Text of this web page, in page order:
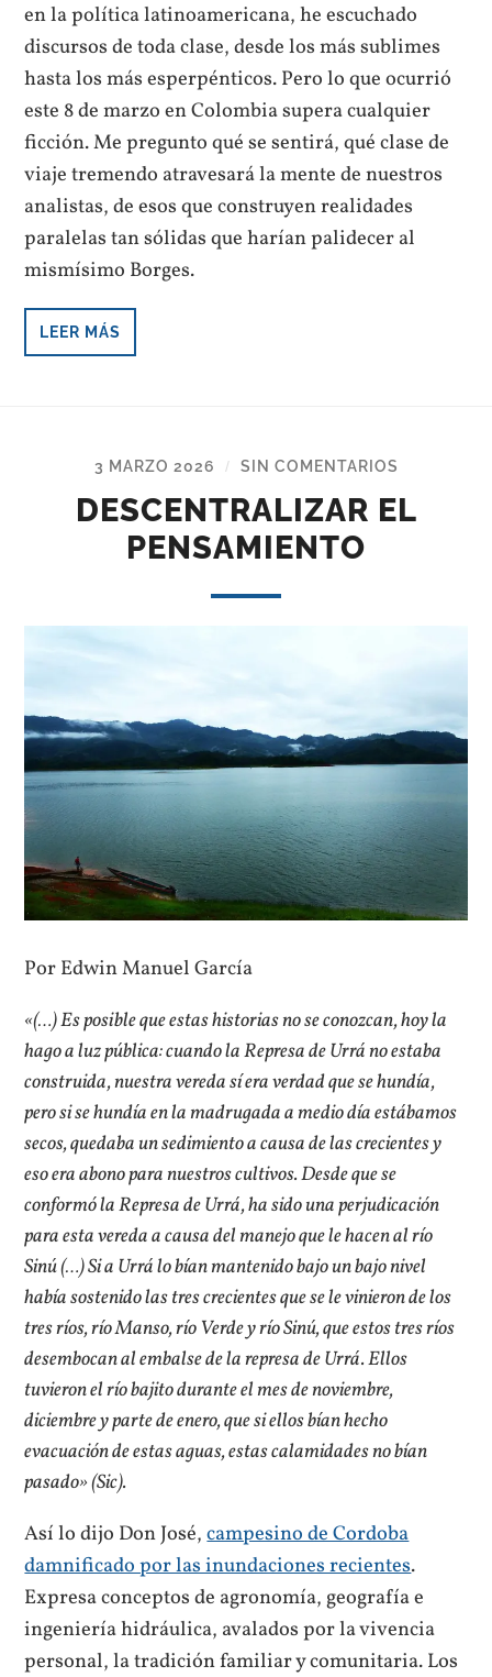
en la política latinoamericana, he escuchado
discursos de toda clase, desde los más sublimes
hasta los más esperpénticos. Pero lo que ocurrió
este 8 de marzo en Colombia supera cualquier
ficción. Me pregunto qué se sentirá, qué clase de
viaje tremendo atravesará la mente de nuestros
analistas, de esos que construyen realidades
paralelas tan sólidas que harían palidecer al
mismísimo Borges.
LEER MÁS
3 MARZO 2026 / SIN COMENTARIOS
DESCENTRALIZAR EL
PENSAMIENTO
Por Edwin Manuel García
«(…) Es posible que estas historias no se conozcan, hoy la
hago a luz pública: cuando la Represa de Urrá no estaba
construida, nuestra vereda sí era verdad que se hundía,
pero si se hundía en la madrugada a medio día estábamos
secos, quedaba un sedimiento a causa de las crecientes y
eso era abono para nuestros cultivos. Desde que se
conformó la Represa de Urrá, ha sido una perjudicación
para esta vereda a causa del manejo que le hacen al río
Sinú (…) Si a Urrá lo bían mantenido bajo un bajo nivel
había sostenido las tres crecientes que se le vinieron de los
tres ríos, río Manso, río Verde y río Sinú, que estos tres ríos
desembocan al embalse de la represa de Urrá. Ellos
tuvieron el río bajito durante el mes de noviembre,
diciembre y parte de enero, que si ellos bían hecho
evacuación de estas aguas, estas calamidades no bían
pasado» (Sic).
Así lo dijo Don José,campesino de Cordoba
damnificado por las inundaciones recientes.
Expresa conceptos de agronomía, geografía e
ingeniería hidráulica, avalados por la vivencia
personal, la tradición familiar y comunitaria. Los